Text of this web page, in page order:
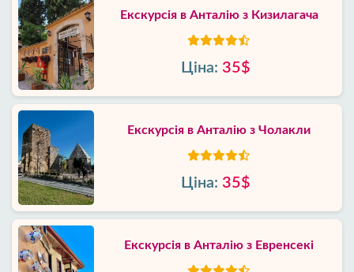
Екскурсія в Анталію з Кизилагача
Ціна: 35$
Екскурсія в Анталію з Чолакли
Ціна: 35$
Екскурсія в Анталію з Евренсекі